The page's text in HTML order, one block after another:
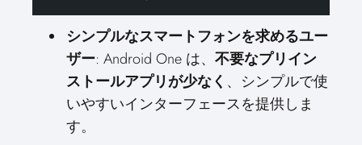
シンプルなスマートフォンを求めるユー
ザー: Android One は、 不要なプリイン
ストールアプリが少なく 、シンプルで使
いやすいインターフェースを提供しま
す。